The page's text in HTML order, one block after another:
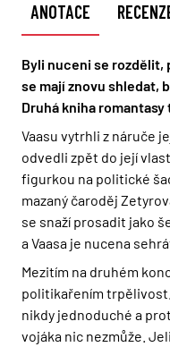
ANOTACE
Byli nuceni se rozdělit,
se mají znovu shledat,
Druhá kniha
Vaasu vytrhli z náruče
odvedli zpět do její
figurkou na politické
mazaný čaroděj
se snaží prosadit jako
a Vaasa je nucena
Mezitím na druhém
politikařením
nikdy jednoduché a
vojáka nic nezmůže.